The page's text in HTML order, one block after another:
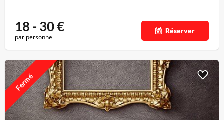
18 - 30€
par personne
Réserver
Fermé